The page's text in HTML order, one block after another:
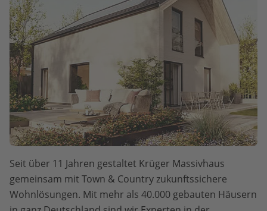
Seit über 11 Jahren gestaltet Krüger Massivhaus
gemeinsam mit Town & Country zukunftssichere
Wohnlösungen. Mit mehr als 40.000 gebauten Häusern